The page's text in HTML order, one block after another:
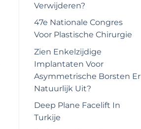
Verwijderen?
47e Nationale Congres
Voor Plastische Chirurgie
Zien Enkelzijdige
Implantaten Voor
Asymmetrische Borsten Er
Natuurlijk Uit?
Deep Plane Facelift In
Turkije